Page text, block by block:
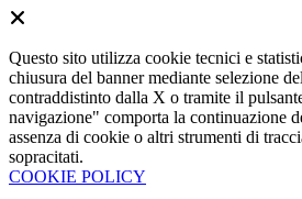
Questo sito utilizza cookie tecnici e
chiusura del banner mediante selezione
contraddistinto dalla X o tramite il
navigazione" comporta la continuazione
assenza di cookie o altri strumenti di
sopracitati.
COOKIE POLICY